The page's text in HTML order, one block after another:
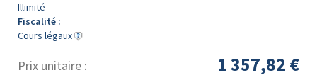
Illimité
Fiscalité :
Cours légaux
Prix unitaire : 1 357,82 €